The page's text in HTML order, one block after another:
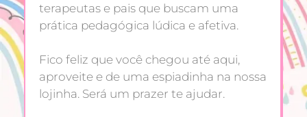
terapeutas e pais que buscam uma
prática pedagógica lúdica e afetiva.
Fico feliz que você chegou até aqui,
aproveite e de uma espiadinha na nossa
lojinha. Será um prazer te ajudar.